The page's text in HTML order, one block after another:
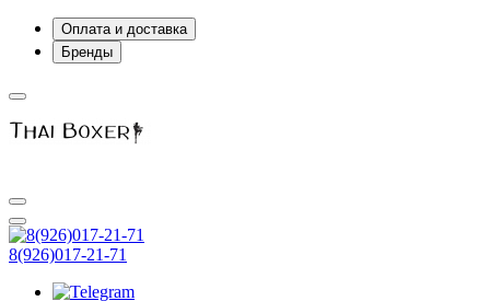
Оплата и доставка
Бренды
8(926)017-21-71